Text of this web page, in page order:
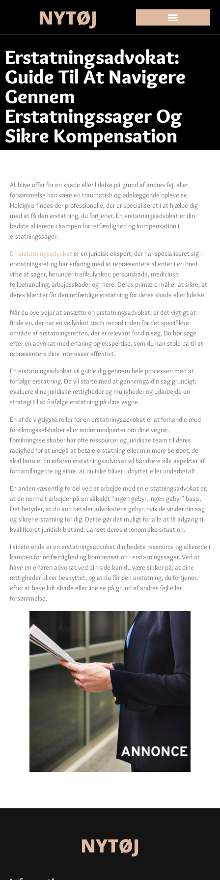
Erstatningsadvokat:
Guide Til At Navigere
Gennem
Erstatningssager Og
Sikre Kompensation
At blive offer for en skade eller lidelse på grund af andres fejl eller
forsømmelse kan være en traumatisk og ødelæggende oplevelse.
Heldigvis findes der professionelle, der er specialiseret i at hjælpe dig
med at få den erstatning, du fortjener. En erstatningsadvokat er din
bedste allierede i kampen for retfærdighed og kompensation i
erstatningssager.
En erstatningsadvokater en juridisk ekspert, der har specialiseret sig i
erstatningsret og har erfaring med at repræsentere klienter i en bred
vifte af sager, herunder trafikulykker, personskade, medicinsk
fejlbehandling, arbejdsskader og mere. Deres primære mål er at sikre, at
deres klienter får den retfærdige erstatning for deres skade eller lidelse.
Når du overvejer at ansætte en erstatningsadvokat, er det vigtigt at
finde en, der har en vellykket track record inden for det specifikke
område af erstatningsretten, der er relevant for din sag. Du bør søge
efter en advokat med erfaring og ekspertise, som du kan stole på til at
repræsentere dine interesser effektivt.
En erstatningsadvokat vil guide dig gennem hele processen med at
forfølge erstatning. De vil starte med at gennemgå din sag grundigt,
evaluere dine juridiske rettigheder og muligheder og udarbejde en
strategi til at forfølge erstatning på dine vegne.
En af de vigtigste roller for en erstatningsadvokat er at forhandle med
forsikringsselskaber eller andre modparter om dine vegne.
Forsikringsselskaber har ofte ressourcer og juridiske team til deres
rådighed for at undgå at betale erstatning eller minimere beløbet, de
skal betale. En erfaren erstatningsadvokat vil håndtere alle aspekter af
forhandlingerne og sikre, at du ikke bliver udnyttet eller underbetalt.
En anden væsentlig fordel ved at arbejde med en erstatningsadvokat er,
at de normalt arbejder på en såkaldt “ingen gebyr, ingen gebyr” basis.
Det betyder, at du kun betaler advokatens gebyr, hvis de vinder din sag
og sikrer erstatning for dig. Dette gør det muligt for alle at få adgang til
kvalificeret juridisk bistand, uanset deres økonomiske situation.
I sidste ende er en erstatningsadvokat din bedste ressource og allierede i
kampen for retfærdighed og kompensation i erstatningssager. Ved at
have en erfaren advokat ved din side kan du være sikker på, at dine
rettigheder bliver beskyttet, og at du får den erstatning, du fortjener,
efter at have lidt skade eller lidelse på grund af andres fejl eller
forsømmelse.